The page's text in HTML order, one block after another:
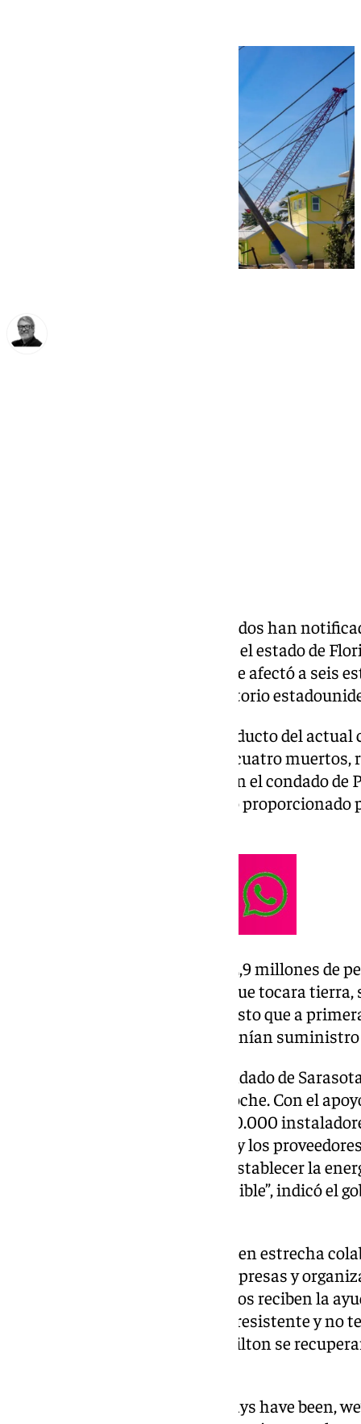
Las autoridades de Estados Unidos han
’ por el estado de
sufrió los efectos de ‘Helene’, que afectó a seis
víctimas fatales en todo el territorio
Las zonas con más decesos producto del
Lucía y el de Volusia, con seis y cuatro
han registrado fallecimientos en el condado de
Hillsborough, según el recuento proporcionado
Tras el paso de Milton, más de 2,9 millones de
electricidad un día después de que tocara
paulatinamente el servicio, puesto que a
millones las personas que no tenían
“Recorrimos los daños en el condado de
huracán ‘Milton’ tocó tierra anoche. Con el
preparación previa de más de 50.000
empresas de servicios públicos y los
trabajando arduamente para restablecer la
comunidades lo más rápido posible”, indicó el
Florida, agregó, está trabajando en estrecha
locales y federales, así como empresas y
asegurarse de que sus ciudadanos reciben la
recuperarse. “Somos un estado resistente y no
áreas afectadas por Helene y Milton se
As difficult as these past days have been,